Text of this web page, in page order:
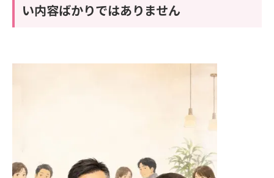
い内容ばかりではありません